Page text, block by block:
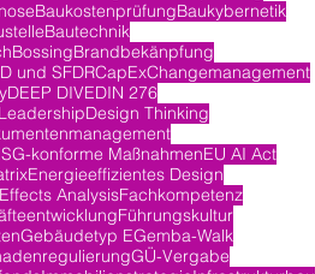
BaukostenprüfungBaukybernetik
Bautechnik
BossingBrandbekänpfung
und SFDRCapExChangemanagement
DEEP DIVEDIN 276
Design Thinking
konforme MaßnahmenEU AI Act
Energieeffizientes Design
AnalysisFachkompetenz
Führungskultur
Gebäudetyp EGemba-Walk
GÜ-Vergabe